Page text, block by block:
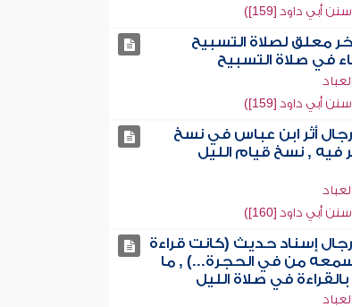
داود [159])
معلق لصلاة التسبيح
في صلاة التسبيح
داود [159])
أثر ابن عباس في نسخ
فيه , نسخ قيام الليل
داود [160])
إسناد حديث (كانت قراءة
من في الحجرة...) , ما
في صلاة الليل